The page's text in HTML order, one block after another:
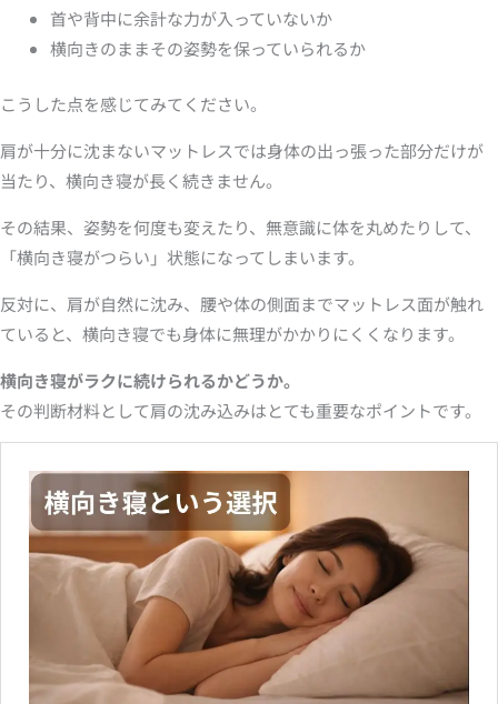
首や背中に余計な力が入っていないか
横向きのままその姿勢を保っていられるか
こうした点を感じてみてください。
肩が十分に沈まないマットレスでは身体の出っ張った部分だけが
当たり、横向き寝が長く続きません。
その結果、姿勢を何度も変えたり、無意識に体を丸めたりして、
「横向き寝がつらい」状態になってしまいます。
反対に、肩が自然に沈み、腰や体の側面までマットレス面が触れ
ていると、横向き寝でも身体に無理がかかりにくくなります。
横向き寝がラクに続けられるかどうか。
その判断材料として肩の沈み込みはとても重要なポイントです。